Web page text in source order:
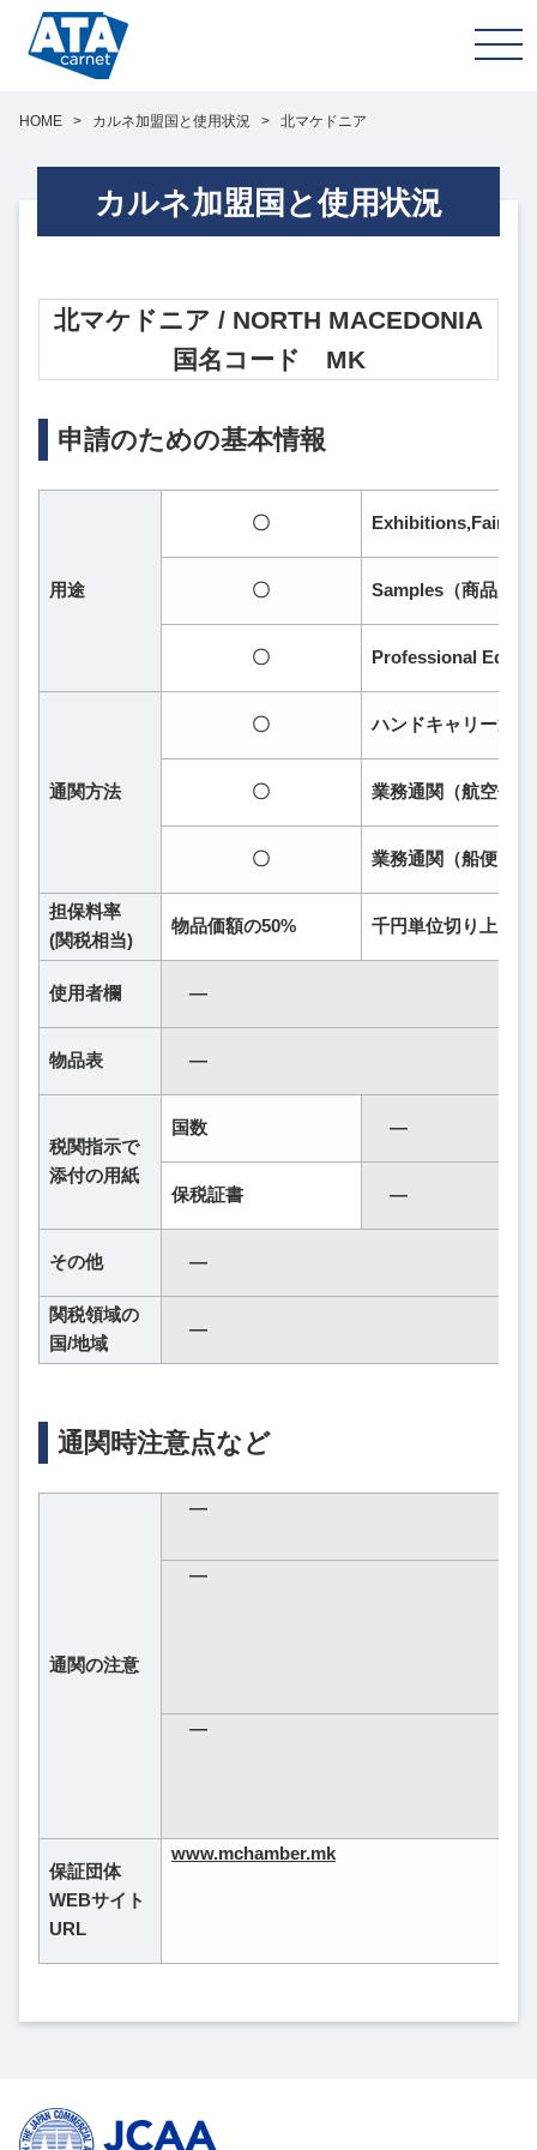
HOME > カルネ加盟国と使用状況 > 北マケドニア
カルネ加盟国と使用状況
北マケドニア / NORTH MACEDONIA
国名コード MK
申請のための基本情報
用途
〇
〇 Samples（商品見本
〇 Professional
通関方法
〇 ハンドキャリー通関
〇 業務通関（航空便）
〇 業務通関（船便）
担保料率
(関税相当)
物品価額の50% 千円単位切り上げ
使用者欄 ―
物品表 ―
税関指示で
添付の用紙
国数 ―
保税証書 ―
その他 ―
関税領域の
国/地域
―
通関時注意点など
通関の注意
―
―
―
保証団体
WEBサイト
URL
www.mchamber.mk